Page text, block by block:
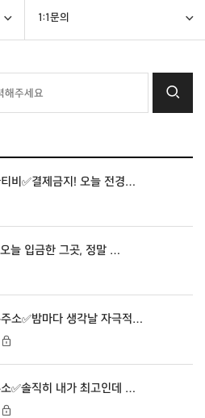
1:1문의
비✅결제금지! 오늘 전경…
늘 입금한 그곳, 정말 …
소✅밤마다 생각날 자극적…
✅솔직히 내가 최고인데 …